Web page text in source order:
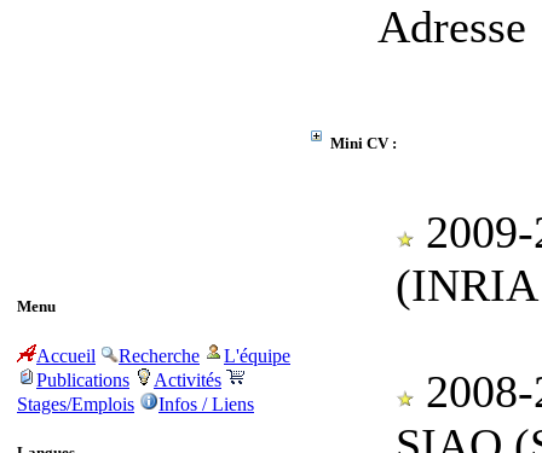
Menu
Accueil Recherche
L'équipe
Publications
Activités
Stages/Emplois
Infos / Liens
Adresse
Mini CV :
(INRIA